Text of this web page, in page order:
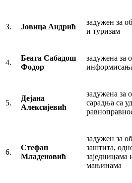
3. Јовица Андрић
задужен за
и туризам
4.
Беата Сабадош
Фодор
задужена за
5.
Дејана
Алексијевић
задужена за
сарадња са
6.
Стефан
Младеновић
задужен за
заштита,
мањинама